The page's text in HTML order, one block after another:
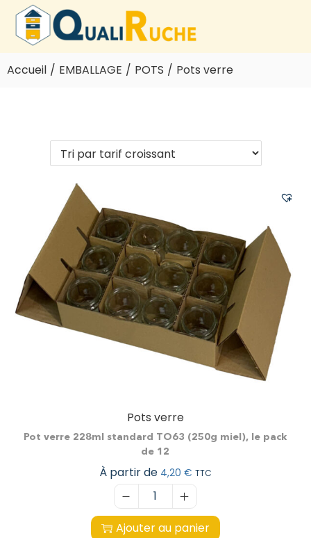
Accueil / EMBALLAGE / POTS / Pots verre
Pots verre
Pot verre 228ml standard TO63 (250g miel), le pack
de 12
À partir de 4,20 € TTC
Ajouter au panier